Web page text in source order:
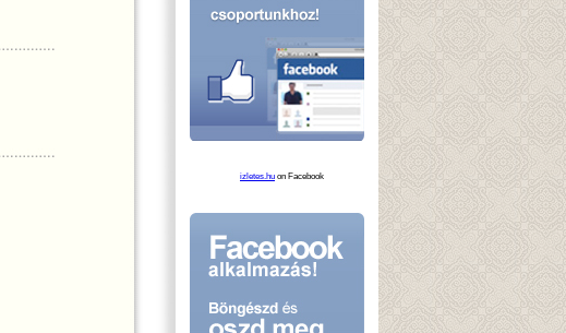
izletes.hu on Facebook